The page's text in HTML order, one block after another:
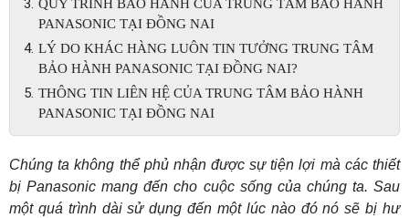
QUY TRÌNH BẢO HÀNH CỦA TRUNG TÂM BẢO HÀNH
PANASONIC TẠI ĐỒNG NAI
LÝ DO KHÁC HÀNG LUÔN TIN TƯỞNG TRUNG TÂM
BẢO HÀNH PANASONIC TẠI ĐỒNG NAI?
THÔNG TIN LIÊN HỆ CỦA TRUNG TÂM BẢO HÀNH
PANASONIC TẠI ĐỒNG NAI
Chúng ta không thể phủ nhận được sự tiện lợi mà các thiết
bị Panasonic mang đến cho cuộc sống của chúng ta. Sau
một quá trình dài sử dụng đến một lúc nào đó nó sẽ bị hư